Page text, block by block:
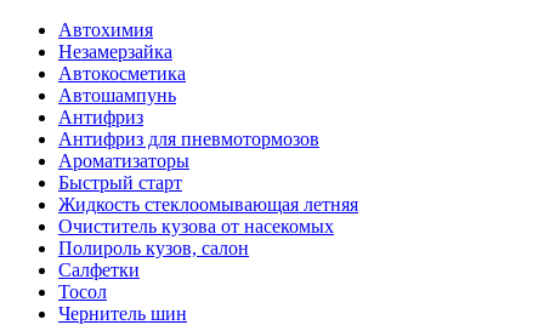
Автохимия
Незамерзайка
Автокосметика
Автошампунь
Антифриз
Антифриз для пневмотормозов
Ароматизаторы
Быстрый старт
Жидкость стеклоомывающая летняя
Очиститель кузова от насекомых
Полироль кузов, салон
Салфетки
Тосол
Чернитель шин